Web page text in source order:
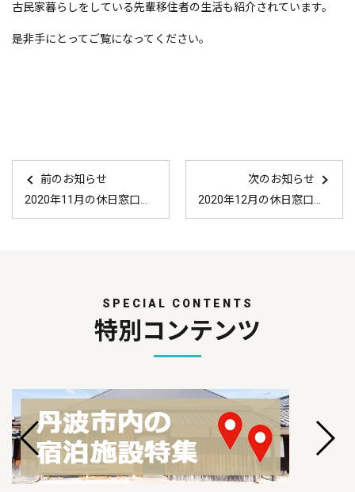
古民家暮らしをしている先輩移住者の生活も紹介されています。
是非手にとってご覧になってください。
前のお知らせ
2020年11月の休日窓口はこちら！
次のお知らせ
2020年12月の休日窓口はこちら！
SPECIAL CONTENTS
特別コンテンツ